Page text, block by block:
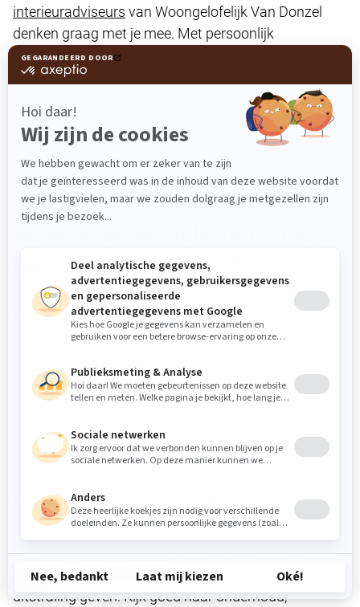
interieuradviseurs van Woongelofelijk Van Donzel
denken graag met je mee. Met persoonlijk
interieuradvies helpen we je bij het kiezen van de
juiste stijl, indeling en materiaalcombinatie. Als
familiebedrijf sinds 1910 staan we bekend om onze
persoonlijke benadering en ruime
collectie . Kom
langs in Uden en laat je inspireren door tafels die je
kunt zien, voelen en vergelijken, zodat je met
vertrouwen de juiste keuze maakt.
kiezen van een tafel?
De juiste vorm voor jouw ruimte
Een ronde tafel zorgt voor een zachte, uitnodigende
uitstraling en is ideaal als je gemakkelijk om de tafel
goed in langwerpige ruimtes en biedt veel
zitplaatsen.
Materiaal en onderhoud
Hout brengt warmte en karakter, terwijl keramiek en
andere moderne materialen juist een strakke
uitstraling geven. Kijk goed naar onderhoud,